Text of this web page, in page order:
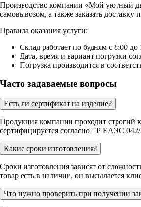
Производство компании «Мой уютный
самовывозом, а также заказать
Правила оказания услуги:
Склад работает по будням с 8:00
Дата, время и вариант погрузки
Погрузка производится в
Часто задаваемые вопросы
Есть ли сертификат на изделие?
Продукция компании проходит строгий
сертифицируется согласно ТР ЕАЭС
Какие сроки изготовления?
Сроки изготовления зависят от
товар есть в наличии, он высылается
Что нужно проверить при получении